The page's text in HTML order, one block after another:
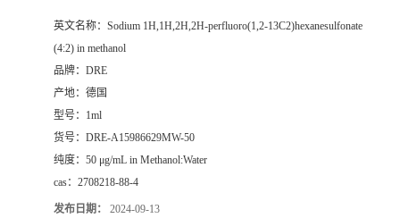
英文名称： Sodium 1H,1H,2H,2H-perfluoro(1,2-13C2)hexanesulfonate
(4:2) in methanol
品牌： DRE
产地： 德国
型号： 1ml
货号： DRE-A15986629MW-50
纯度： 50 μg/mL in Methanol:Water
cas： 2708218-88-4
发布日期： 2024-09-13